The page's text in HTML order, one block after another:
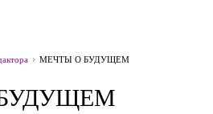
МЕЧТЫ О БУДУЩЕМ